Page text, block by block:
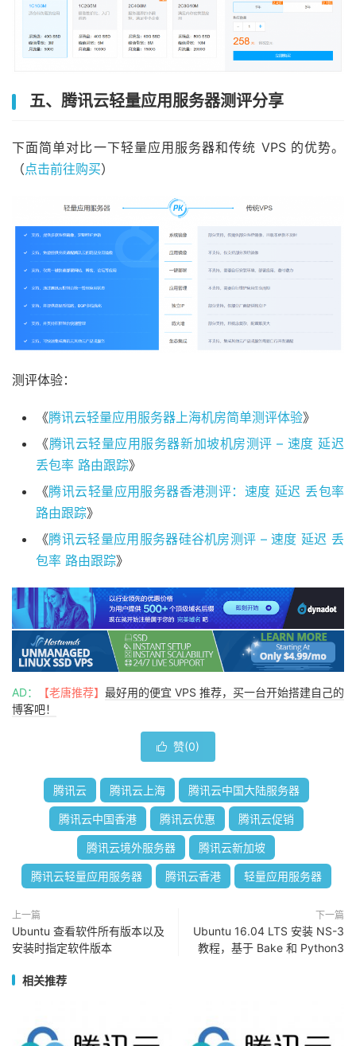
五、腾讯云轻量应用服务器测评分享
下面简单对比一下轻量应用服务器和传统 VPS 的优势。
（点击前往购买）
测评体验：
《腾讯云轻量应用服务器上海机房简单测评体验》
《腾讯云轻量应用服务器新加坡机房测评 – 速度 延迟
丢包率 路由跟踪》
《腾讯云轻量应用服务器香港测评：速度 延迟 丢包率
路由跟踪》
《腾讯云轻量应用服务器硅谷机房测评 – 速度 延迟 丢
包率 路由跟踪》
AD： 【老唐推荐】 最好用的便宜 VPS 推荐，买一台开始搭建自己的
博客吧！
 赞(0)
腾讯云 腾讯云上海 腾讯云中国大陆服务器
腾讯云中国香港 腾讯云优惠 腾讯云促销
腾讯云境外服务器 腾讯云新加坡
腾讯云轻量应用服务器 腾讯云香港 轻量应用服务器
上一篇
Ubuntu 查看软件所有版本以及
安装时指定软件版本
下一篇
Ubuntu 16.04 LTS 安装 NS-3
教程，基于 Bake 和 Python3
相关推荐